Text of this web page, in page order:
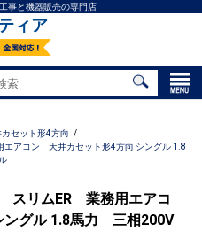
事と機器販売の専門店
ィア
カセット形4方向
アコン 天井カセット形4方向 シングル 1.8
スリムER 業務用エアコ
グル 1.8馬力 三相200V